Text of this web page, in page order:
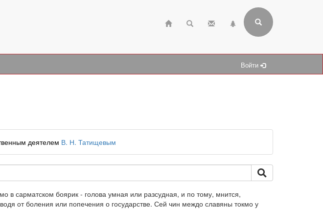
Войти
деятелем В. Н. Татищевым
в сарматском боярик - голова умная или разсудная, и по тому, мнится,
от боления или попечения о государстве. Сей чин междо славяны токмо у